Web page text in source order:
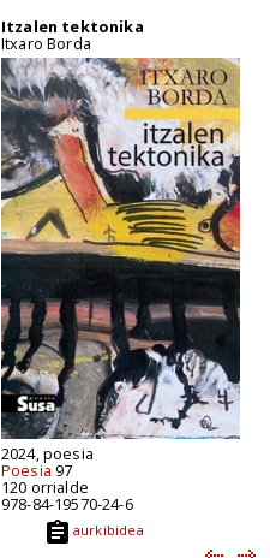
Itzalen tektonika
Itxaro Borda
2024, poesia
Poesia 97
120 orrialde
978-84-19570-24-6
aurkibidea